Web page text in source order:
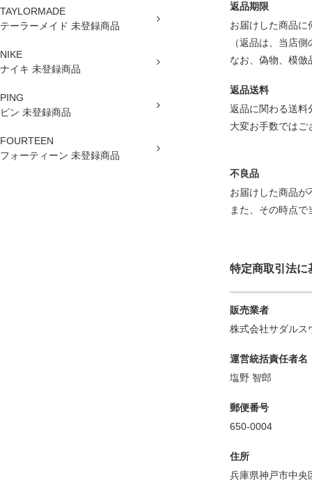
TAYLORMADE
テーラーメイド 未登録商品
NIKE
ナイキ 未登録商品
PING
ピン 未登録商品
FOURTEEN
フォーティーン 未登録商品
返品期限
お届けした商品に
（返品は、当店
なお、偽物、模
返品送料
返品に関わる送料
大変お手数ではご
不良品
お届けした商品が
また、その時点
特定商取引法に
販売業者
株式会社サダル
運営統括責任者名
塩野 智郎
郵便番号
650-0004
住所
兵庫県神戸市中央